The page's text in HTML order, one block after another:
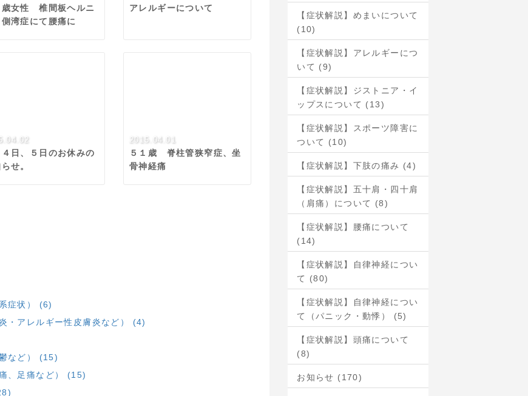
歳女性 椎間板ヘルニ
側湾症にて腰痛に
アレルギーについて
４日、５日のお休みの
せ。
2015.04.01
５１歳 脊柱管狭窄症、坐
骨神経痛
症状） (6)
・アレルギー性皮膚炎など） (4)
など） (15)
、足痛など） (15)
【症状解説】めまいについて
(10)
【症状解説】アレルギーにつ
いて (9)
【症状解説】ジストニア・イ
ップスについて (13)
【症状解説】スポーツ障害に
ついて (10)
【症状解説】下肢の痛み (4)
【症状解説】五十肩・四十肩
（肩痛）について (8)
【症状解説】腰痛について
(14)
【症状解説】自律神経につい
て (80)
【症状解説】自律神経につい
て（パニック・動悸） (5)
【症状解説】頭痛について
(8)
お知らせ (170)